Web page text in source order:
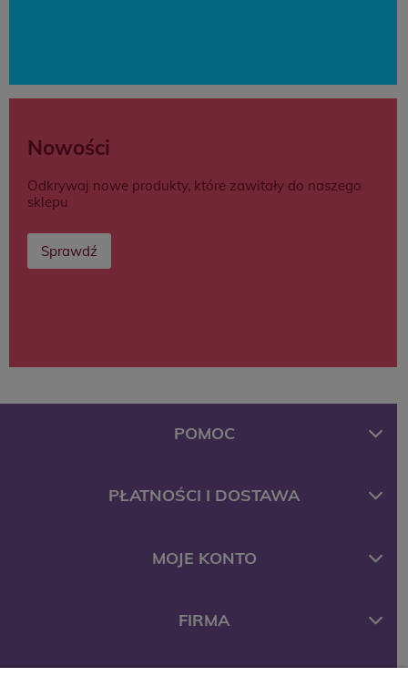
Nowości
Odkrywaj nowe produkty, które zawitały do naszego
sklepu
Sprawdź
POMOC
PŁATNOŚCI I DOSTAWA
MOJE KONTO
FIRMA